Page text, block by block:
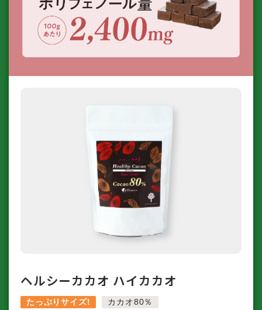
ヘルシーカカオ ハイカカオ
たっぷりサイズ!
カカオ80％